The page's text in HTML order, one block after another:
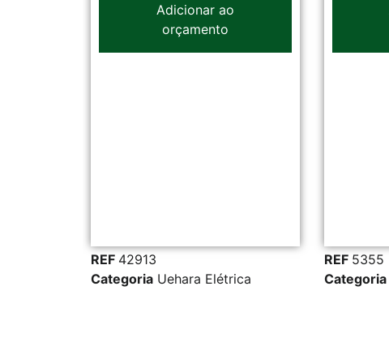
Adicionar ao
orçamento
REF 42913
Categoria Uehara Elétrica
REF 5355
Categoria